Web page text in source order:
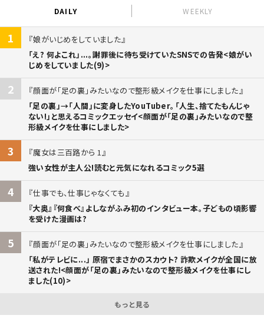
DAILY WEEKLY
1
娘がいじめをしていました
「え? 何よこれ」...。謝罪後に待ち受けていたSNSでの告発<娘がい
じめをしていました(9)>
2
顔面が「足の裏」みたいなので整形級メイクを仕事にしました
「足の裏」→「人間」に変身したYouTuber。「人生、捨てたもんじゃ
ない!」と思えるコミックエッセイ<顔面が「足の裏」みたいなので整
形級メイクを仕事にしました>
3
魔女は三百路から 1
強い女性が主人公!読むと元気になれるコミック5選
4
仕事でも、仕事じゃなくても
『大奥』『何食べ』よしながふみ初のインタビュー本。子どもの頃影響
を受けた漫画は?
5
顔面が「足の裏」みたいなので整形級メイクを仕事にしました
「私がテレビに...」 原宿でまさかのスカウト? 詐欺メイクが全国に放
送された!<顔面が「足の裏」みたいなので整形級メイクを仕事にし
ました(10)>
もっと見る